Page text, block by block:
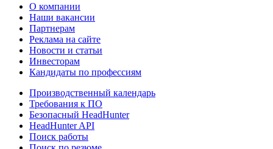
О компании
Наши вакансии
Партнерам
Реклама на сайте
Новости и статьи
Инвесторам
Кандидаты по профессиям
Производственный календарь
Требования к ПО
Безопасный HeadHunter
HeadHunter API
Поиск работы